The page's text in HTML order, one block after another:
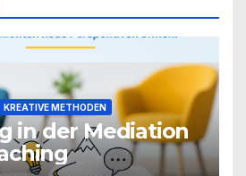
KREATIVE METHODEN
in der Mediation